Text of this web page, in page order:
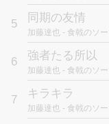
5 同期の友情
加藤達也 - 食戟のソ
6 強者たる所以
加藤達也 - 食戟のソ
7 キラキラ
加藤達也 - 食戟のソ